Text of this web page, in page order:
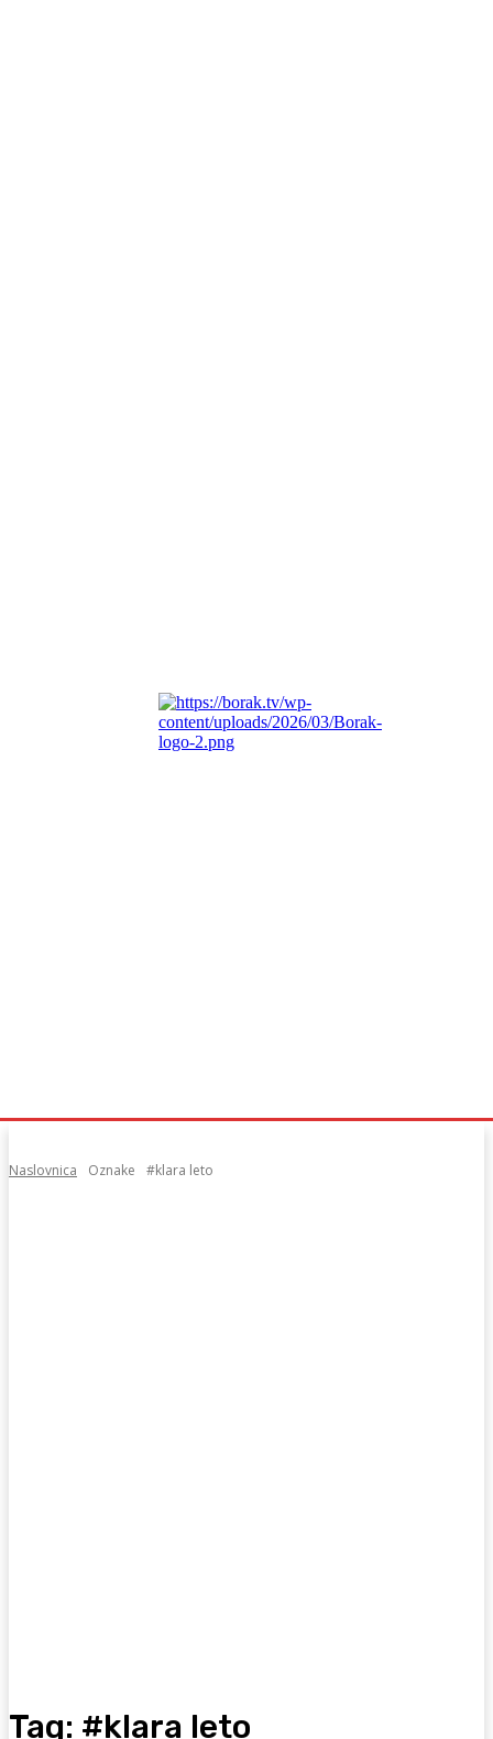
Naslovnica Oznake #klara leto
Tag: #klara leto